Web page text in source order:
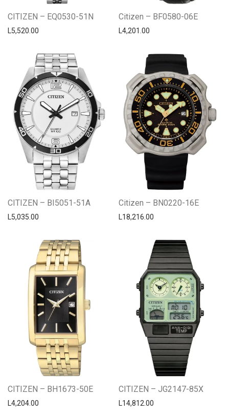
CITIZEN – EQ0530-51N
L5,520.00
Citizen – BF0580-06E
L4,201.00
CITIZEN – BI5051-51A
L5,035.00
Citizen – BN0220-16E
L18,216.00
CITIZEN – BH1673-50E
L4,204.00
CITIZEN – JG2147-85X
L14,812.00